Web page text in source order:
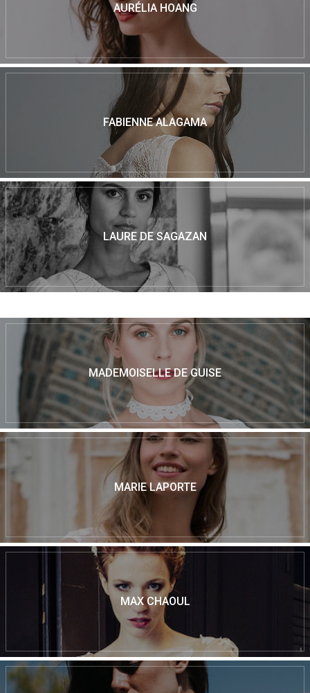
AURÉLIA HOANG
FABIENNE ALAGAMA
LAURE DE SAGAZAN
MADEMOISELLE DE GUISE
MARIE LAPORTE
MAX CHAOUL